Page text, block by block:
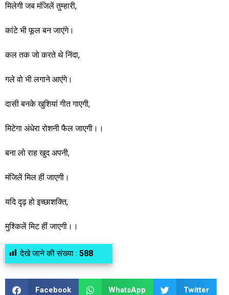
मिलेगी जब मंजिलें तुम्हारी,
कांटे भी फूल बन जाएंगे।
कल तक जो करते थे निंदा,
गले वो भी लगाने आएंगे।
दासी बनके खुशियां गीत गाएगी,
मिटेगा अंधेरा रोशनी फैल जाएगी।।
बना लो राह खुद अपनी,
मंजिलें मिल हीं जाएगी।
यदि दृढ़ हो इच्छाशक्ति,
मुश्किलें मिट हीं जाएगी।।
देखे जाने की संख्या : 588
Facebook WhatsApp Twitter